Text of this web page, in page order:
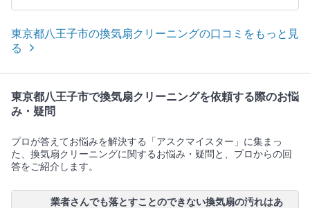
東京都八王子市の換気扇クリーニングの口コミをもっと見
る
東京都八王子市で換気扇クリーニングを依頼する際のお悩
み・疑問
プロが答えてお悩みを解決する「アスクマイスター」に集まっ
た、換気扇クリーニングに関するお悩み・疑問と、プロからの回
答をご紹介します。
業者さんでも落とすことのできない換気扇の汚れはあ